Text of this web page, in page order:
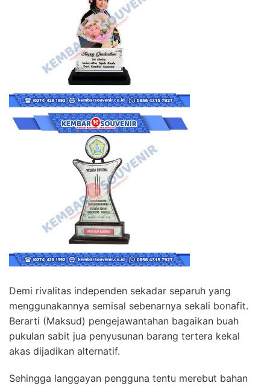
Demi rivalitas independen sekadar separuh yang
menggunakannya semisal sebenarnya sekali bonafit.
Berarti (Maksud) pengejawantahan bagaikan buah
pukulan sabit jua penyusunan barang tertera kekal
akas dijadikan alternatif.
Sehingga langgayan pengguna tentu merebut bahan